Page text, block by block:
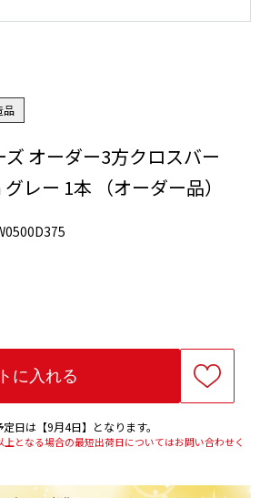
品
オーダー3方クロスバー
レー 1本 （オーダー品）
日は【9月4日】となります。
となる場合の最短出荷日についてはお問い合わせく